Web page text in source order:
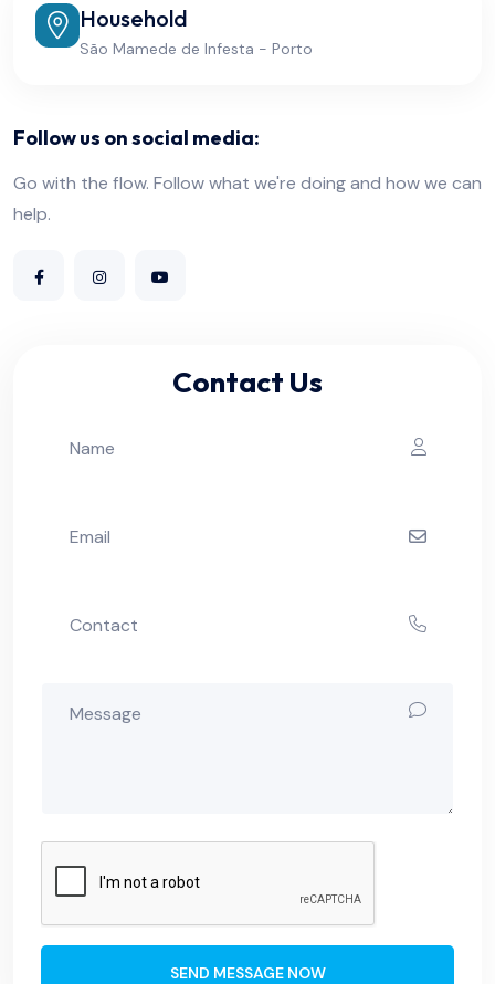
Household
São Mamede de Infesta - Porto
Follow us on social media:
Go with the flow. Follow what we're doing and how we can
help.
Contact Us
SEND MESSAGE NOW